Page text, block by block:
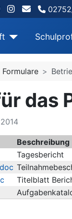
Formulare
das
Beschreibung
Tagesbericht
Titelblatt